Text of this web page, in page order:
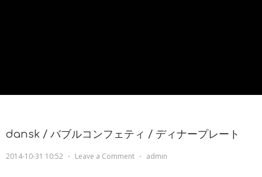
dansk / バブルコンフェティ / ディナープレート
2014-10-31 10:52 ⋅ Leave a Comment ⋅ admin